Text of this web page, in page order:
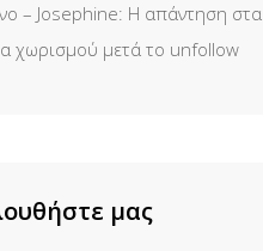
– Josephine: Η απάντηση στα
χωρισμού μετά το unfollow
μας